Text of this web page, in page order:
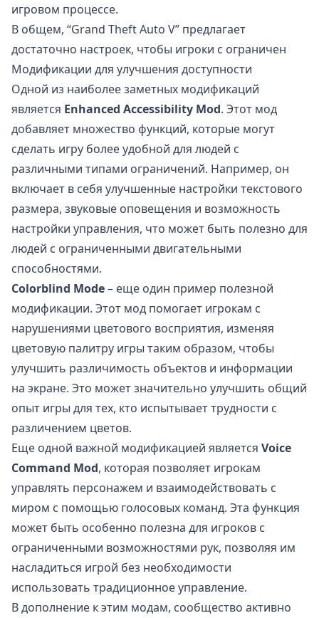
игровом процессе.
В общем, “Grand Theft Auto V” предлагает
достаточно настроек, чтобы игроки с ограничен
Модификации для улучшения доступности
Одной из наиболее заметных модификаций
является Enhanced Accessibility Mod. Этот мод
добавляет множество функций, которые могут
сделать игру более удобной для людей с
различными типами ограничений. Например, он
включает в себя улучшенные настройки текстового
размера, звуковые оповещения и возможность
настройки управления, что может быть полезно для
людей с ограниченными двигательными
способностями.
Colorblind Mode– еще один пример полезной
модификации. Этот мод помогает игрокам с
нарушениями цветового восприятия, изменяя
цветовую палитру игры таким образом, чтобы
улучшить различимость объектов и информации
на экране. Это может значительно улучшить общий
опыт игры для тех, кто испытывает трудности с
различением цветов.
Еще одной важной модификацией является Voice
Command Mod, которая позволяет игрокам
управлять персонажем и взаимодействовать с
миром с помощью голосовых команд. Эта функция
может быть особенно полезна для игроков с
ограниченными возможностями рук, позволяя им
насладиться игрой без необходимости
использовать традиционное управление.
В дополнение к этим модам, сообщество активно